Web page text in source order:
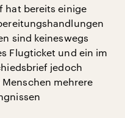
hat bereits einige
sind keineswegs
Flugticket und ein im
jedoch
mehrere